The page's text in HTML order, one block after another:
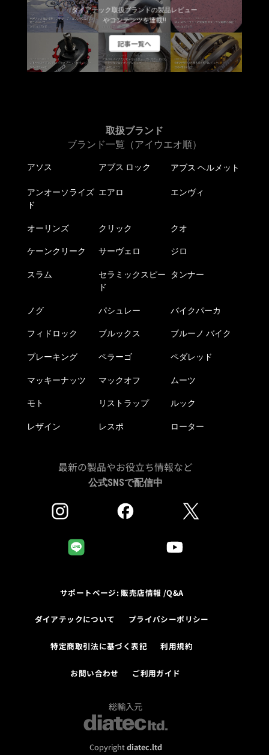
ダイアテック取扱ブランドの製品レビュー
やコンテンツを連載!!
記事一覧へ
取扱ブランド
ブランド一覧（アイウエオ順）
アソス アブス ロック アブス ヘルメット
アンオーソライズ
ド
エアロ エンヴィ
オーリンズ クリック クオ
ケーンクリーク サーヴェロ ジロ
スラム
セラミックスピー
ド
タンナー
ノグ パシュレー バイクパーカ
フィドロック ブルックス ブルーノ バイク
ブレーキング ペラーゴ ペダレッド
マッキーナッツ マックオフ ムーツ
モト リストラップ ルック
レザイン レスポ ローター
最新の製品やお役立ち情報など
公式SNSで配信中
サポートページ: 販売店情報 /Q&A
ダイアテックについて プライバシーポリシー
特定商取引法に基づく表記 利用規約
お問い合わせ ご利用ガイド
総輸入元
Copyrightdiatec.ltd